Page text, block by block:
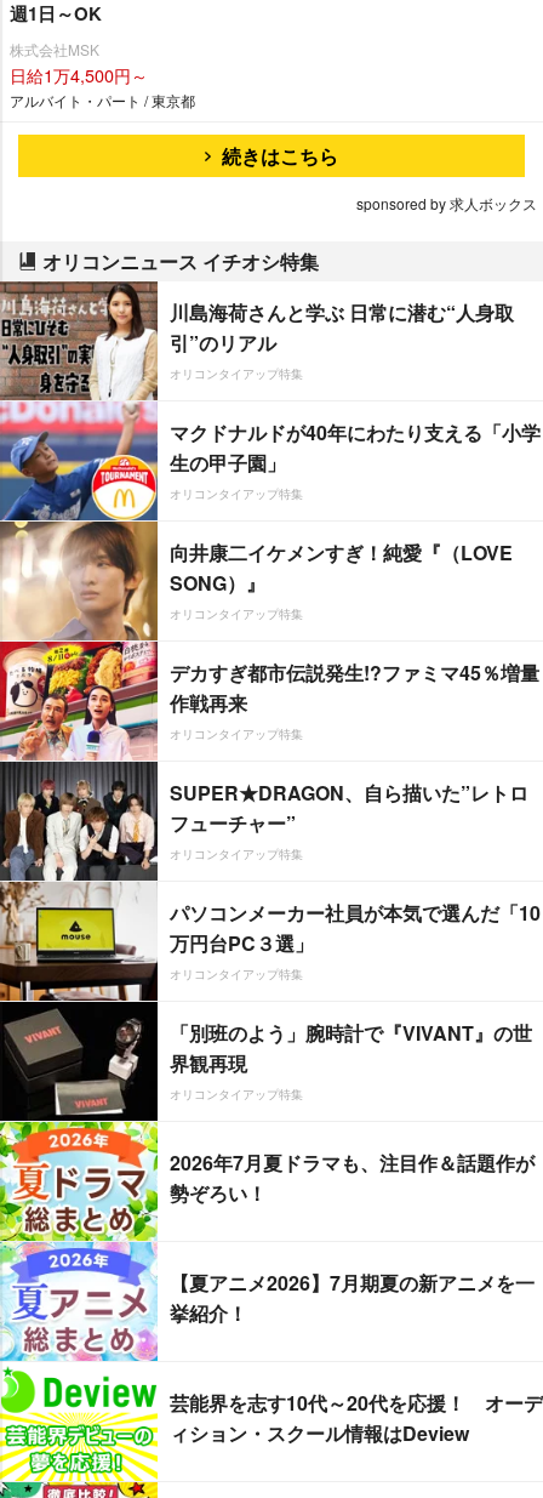
週1日～OK
株式会社MSK
日給1万4,500円～
アルバイト・パート / 東京都
続きはこちら
sponsored by 求人ボックス
オリコンニュース イチオシ特集
川島海荷さんと学ぶ 日常に潜む“人身取
引”のリアル
オリコンタイアップ特集
マクドナルドが40年にわたり支える「小学
生の甲子園」
オリコンタイアップ特集
向井康二イケメンすぎ！純愛『（LOVE
SONG）』
オリコンタイアップ特集
デカすぎ都市伝説発生!?ファミマ45％増量
作戦再来
オリコンタイアップ特集
SUPER★DRAGON、自ら描いた”レトロ
フューチャー”
オリコンタイアップ特集
パソコンメーカー社員が本気で選んだ「10
万円台PC３選」
オリコンタイアップ特集
「別班のよう」腕時計で『VIVANT』の世
界観再現
オリコンタイアップ特集
2026年7月夏ドラマも、注目作＆話題作が
勢ぞろい！
【夏アニメ2026】7月期夏の新アニメを一
挙紹介！
芸能界を志す10代～20代を応援！ オーデ
ィション・スクール情報はDeview